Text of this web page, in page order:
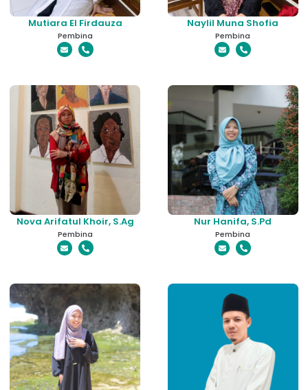
Mutiara El Firdauza
Pembina
Naylil Muna Shofia
Pembina
Nova Arifatul Khoir, S.Ag
Pembina
Nur Hanifa, S.Pd
Pembina